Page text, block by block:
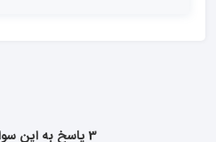
3 پاسخ به این سوال داده شده